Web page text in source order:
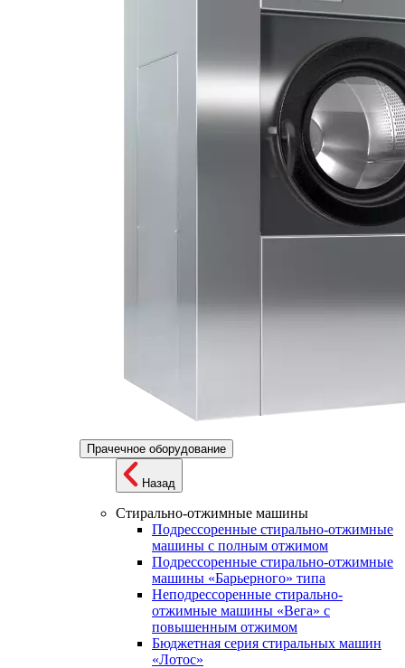
Прачечное оборудование
Назад
Стирально-отжимные машины
Подрессоренные стирально-отжимные
машины с полным отжимом
Подрессоренные стирально-отжимные
машины «Барьерного» типа
Неподрессоренные стирально-
отжимные машины «Вега» с
повышенным отжимом
Бюджетная серия стиральных машин
«Лотос»